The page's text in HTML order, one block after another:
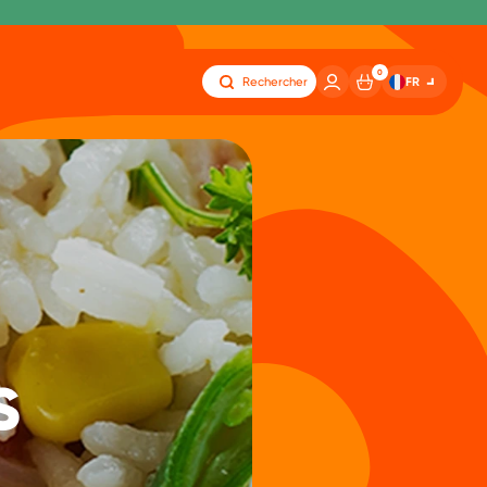
Rechercher
0
FR